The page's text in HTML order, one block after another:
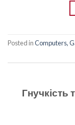
Posted inComputers,
Гнучкість